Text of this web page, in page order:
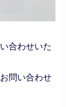
合わせいた
問い合わせ